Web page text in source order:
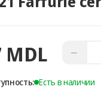
MDL −
Есть в наличии